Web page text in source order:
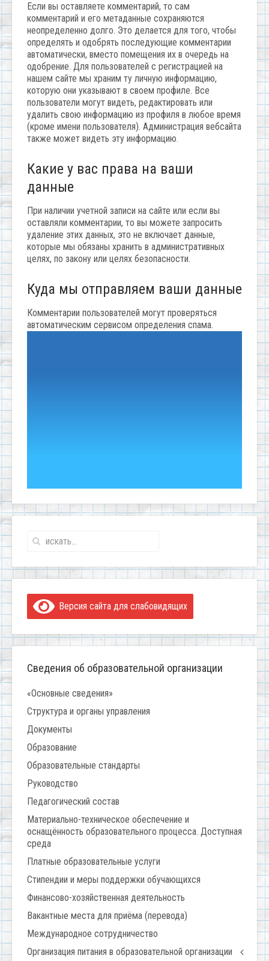
Если вы оставляете комментарий, то сам
комментарий и его метаданные сохраняются
неопределенно долго. Это делается для того, чтобы
определять и одобрять последующие комментарии
автоматически, вместо помещения их в очередь на
одобрение. Для пользователей с регистрацией на
нашем сайте мы храним ту личную информацию,
которую они указывают в своем профиле. Все
пользователи могут видеть, редактировать или
удалить свою информацию из профиля в любое время
(кроме имени пользователя). Администрация вебсайта
также может видеть эту информацию.
Какие у вас права на ваши
данные
При наличии учетной записи на сайте или если вы
оставляли комментарии, то вы можете запросить
удаление этих данных, это не включает данные,
которые мы обязаны хранить в административных
целях, по закону или целях безопасности.
Куда мы отправляем ваши данные
Комментарии пользователей могут проверяться
автоматическим сервисом определения спама.
Версия сайта для слабовидящих
Сведения об образовательной организации
«Основные сведения»
Структура и органы управления
Документы
Образование
Образовательные стандарты
Руководство
Педагогический состав
Материально-техническое обеспечение и
оснащённость образовательного процесса. Доступная
среда
Платные образовательные услуги
Стипендии и меры поддержки обучающихся
Финансово-хозяйственная деятельность
Вакантные места для приёма (перевода)
Международное сотрудничество
Организация питания в образовательной организации